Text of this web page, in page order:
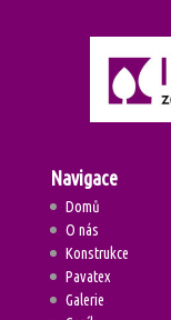
Navigace
Domů
O nás
Konstrukce
Pavatex
Galerie